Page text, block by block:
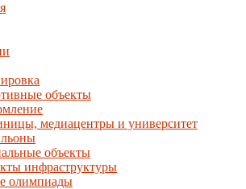
объекты
медиацентры и университет
объекты
инфраструктуры
олимпиады